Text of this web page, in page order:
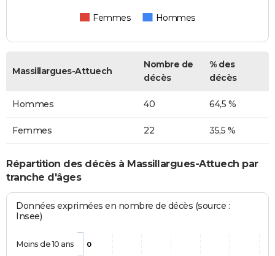
Femmes Hommes
Massillargues-Attuech
Nombre de
décès
% des
décès
Hommes 40 64,5 %
Femmes 22 35,5 %
Répartition des décès à Massillargues-Attuech par
tranche d'âges
Données exprimées en nombre de décès (source :
Insee)
0
Moins de 10 ans